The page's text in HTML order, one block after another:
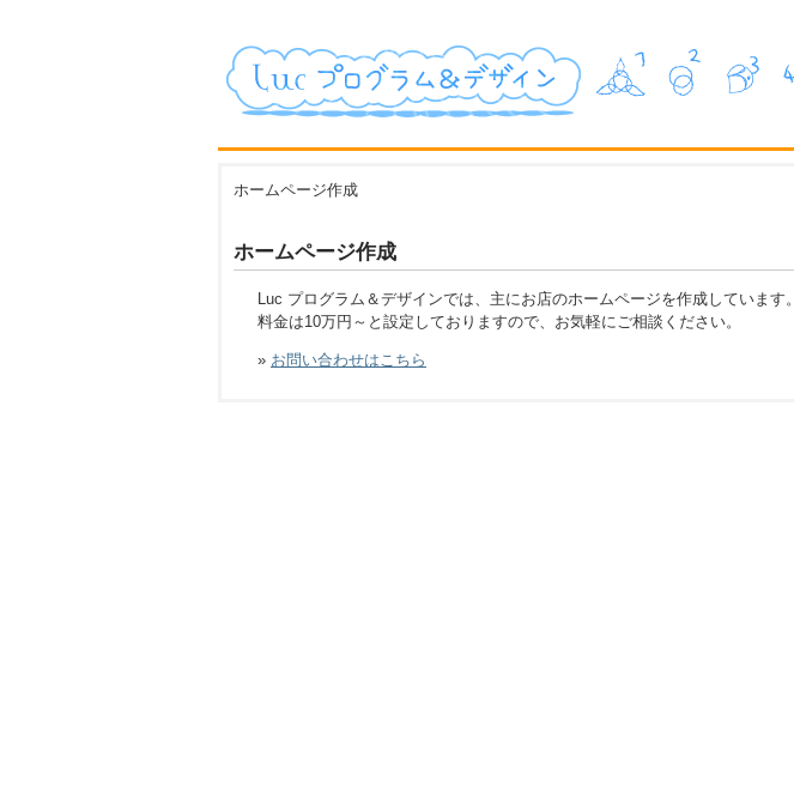
ホームページ作成
ホームページ作成
Luc プログラム＆デザインでは、主にお店のホームページを作成しています。
料金は10万円～と設定しておりますので、お気軽にご相談ください。
» お問い合わせはこちら